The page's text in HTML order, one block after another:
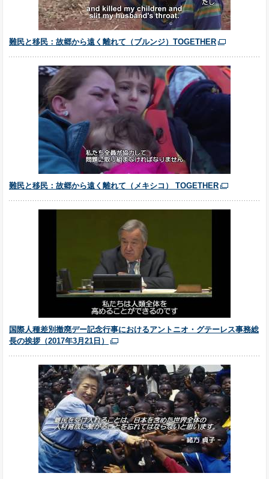
難民と移民：故郷から遠く離れて（ブルンジ）TOGETHER
難民と移民：故郷から遠く離れて（メキシコ） TOGETHER
国際人種差別撤廃デー記念行事におけるアントニオ・グテーレス事務総
長の挨拶（2017年3月21日）